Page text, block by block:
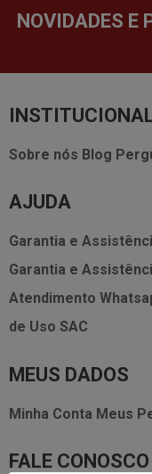
NOVIDADES E
Sobre nós Blog
AJUDA
Garantia e
Garantia e
Atendimento
de Uso SAC
MEUS DADOS
Minha Conta Meus
FALE CONOSCO